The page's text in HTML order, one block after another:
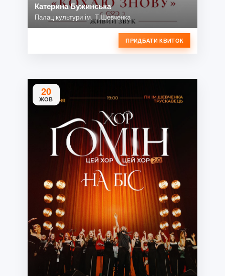
Катерина Бужинська
Палац культури ім. Т.Шевченка
ПРИДБАТИ КВИТОК
20
ЖОВ